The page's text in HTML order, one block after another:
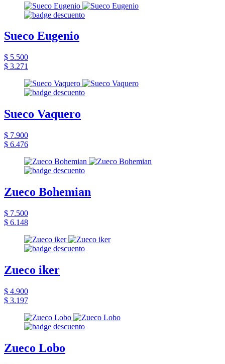
Sueco Eugenio
$ 5.500
$ 3.271
Sueco Vaquero
$ 7.900
$ 6.476
Zueco Bohemian
$ 7.500
$ 6.148
Zueco iker
$ 4.900
$ 3.197
Zueco Lobo